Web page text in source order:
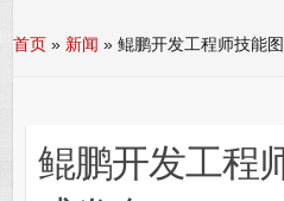
首页 » 新闻 »鲲鹏开发工程师技能
鲲鹏开发工程